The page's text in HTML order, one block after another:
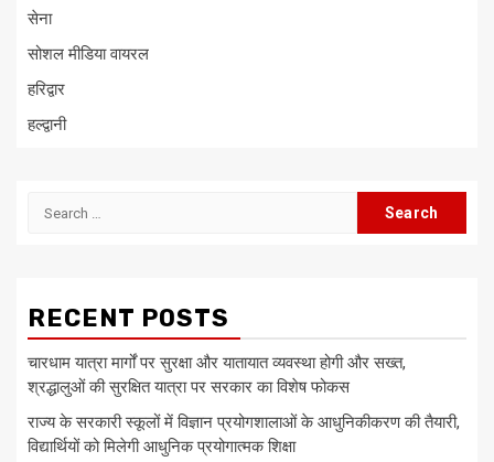
सेना
सोशल मीडिया वायरल
हरिद्वार
हल्द्वानी
Search
RECENT POSTS
चारधाम यात्रा मार्गों पर सुरक्षा और यातायात व्यवस्था होगी और सख्त,
श्रद्धालुओं की सुरक्षित यात्रा पर सरकार का विशेष फोकस
राज्य के सरकारी स्कूलों में विज्ञान प्रयोगशालाओं के आधुनिकीकरण की तैयारी,
विद्यार्थियों को मिलेगी आधुनिक प्रयोगात्मक शिक्षा